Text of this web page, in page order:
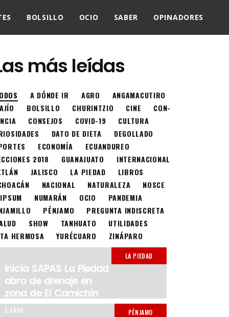
BOLSILLO OCIO SABER OPINADORES
más leídas
A DÓNDE IR AGRO
ANGAMACUTIRO
BOLSILLO CHURINTZIO CINE
CON-
CONSEJOS COVID-19
CULTURA
DATO DE DIETA
DEGOLLADO
ECONOMÍA
ECUANDUREO
2018
GUANAJUATO
INTERNACIONAL
JALISCO LA PIEDAD
LIBROS
NACIONAL NATURALEZA
NOSCE
NUMARÁN OCIO
PANDEMIA
PÉNJAMO
PREGUNTA INDISCRETA
SHOW TANHUATO
UTILIDADES
HERMOSA
YURÉCUARO ZINÁPARO
LA PIEDAD
Inicia SAPAS La Piedad
obra de drenaje en
zona de El Camichín
2 AÑOS. PÉNJAMO